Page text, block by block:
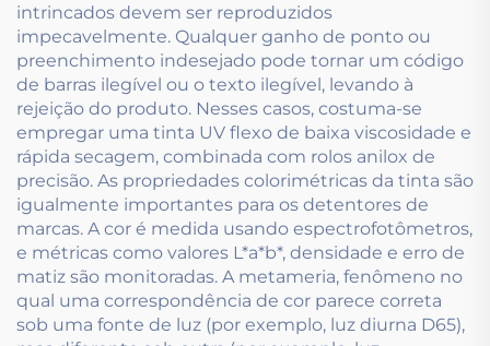
intrincados devem ser reproduzidos
impecavelmente. Qualquer ganho de ponto ou
preenchimento indesejado pode tornar um código
de barras ilegível ou o texto ilegível, levando à
rejeição do produto. Nesses casos, costuma-se
empregar uma tinta UV flexo de baixa viscosidade e
rápida secagem, combinada com rolos anilox de
precisão. As propriedades colorimétricas da tinta são
igualmente importantes para os detentores de
marcas. A cor é medida usando espectrofotômetros,
e métricas como valores L*a*b*, densidade e erro de
matiz são monitoradas. A metameria, fenômeno no
qual uma correspondência de cor parece correta
sob uma fonte de luz (por exemplo, luz diurna D65),